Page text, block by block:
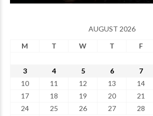
AUGUST 2026
M
T W T F
3
4 5 6 7
10
11 12 13 14
17
18 19 20 21
24
25 26 27 28